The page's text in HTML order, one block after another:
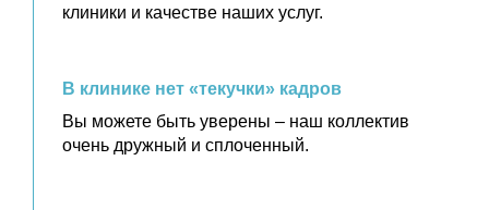
клиники и качестве наших услуг.
В клинике нет «текучки» кадров
Вы можете быть уверены – наш коллектив
очень дружный и сплоченный.